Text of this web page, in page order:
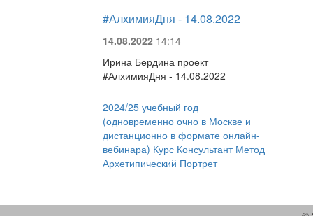
#АлхимияДня - 14.08.2022
14.08.2022 14:14
Ирина Бердина проект
#АлхимияДня - 14.08.2022
2024/25 учебный год
(одновременно очно в Москве и
дистанционно в формате онлайн-
вебинара) Курс Консультант Метод
Архетипический Портрет